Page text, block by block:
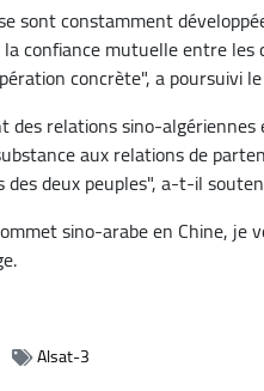
sont constamment
confiance mutuelle entre les
concrète", a poursuivi
relations sino-algériennes
aux relations de
deux peuples", a-t-il
sino-arabe en Chine, je
Alsat-3